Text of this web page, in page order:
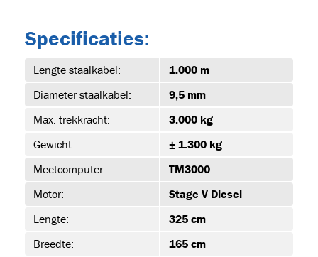
EM25
Specificaties:
Lengte staalkabel:
1.000 m
Diameter staalkabel:
9,5 mm
Max. trekkracht:
3.000 kg
Gewicht:
± 1.300 kg
Meetcomputer:
TM3000
Motor:
Stage V Diesel
Lengte:
325 cm
Breedte:
165 cm